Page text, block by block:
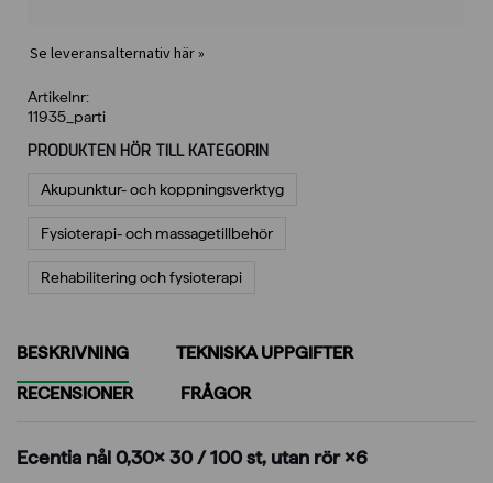
Se leveransalternativ här »
Artikelnr:
11935_parti
PRODUKTEN HÖR TILL KATEGORIN
Akupunktur- och koppningsverktyg
Fysioterapi- och massagetillbehör
Rehabilitering och fysioterapi
BESKRIVNING
TEKNISKA UPPGIFTER
RECENSIONER
FRÅGOR
Ecentia nål 0,30× 30 / 100 st, utan rör ×6